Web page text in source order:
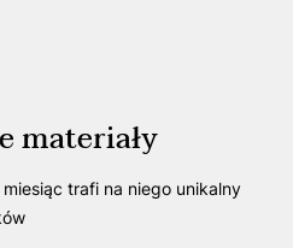
materiały
trafi na niego unikalny